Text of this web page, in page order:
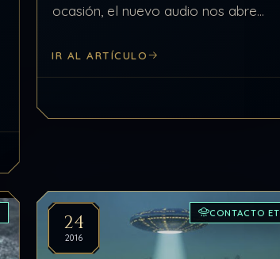
ocasión, el nuevo audio nos abre
mas contada de primera mano por
IR AL ARTÍCULO
24
2016
CONTACTO ET